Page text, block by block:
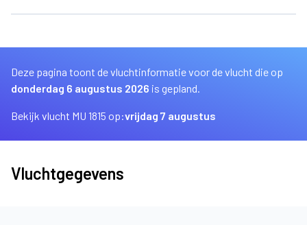
Deze pagina toont de vluchtinformatie voor de vlucht die op
donderdag 6 augustus 2026 is gepland.
Bekijk vlucht MU 1815 op:vrijdag 7 augustus
Vluchtgegevens